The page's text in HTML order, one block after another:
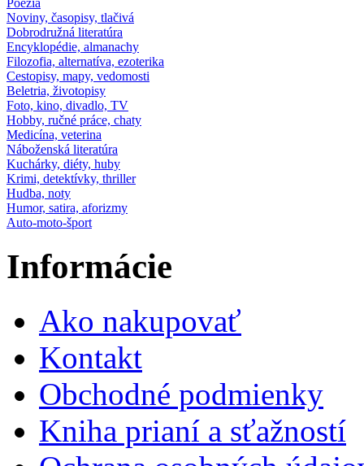
Noviny, časopisy, tlačivá
Dobrodružná literatúra
Encyklopédie, almanachy
Filozofia, alternatíva, ezoterika
Cestopisy, mapy, vedomosti
Beletria, životopisy
Foto, kino, divadlo, TV
Hobby, ručné práce, chaty
Medicína, veterina
Náboženská literatúra
Kuchárky, diéty, huby
Krimi, detektívky, thriller
Hudba, noty
Humor, satira, aforizmy
Auto-moto-šport
Informácie
Ako nakupovať
Kontakt
Obchodné podmienky
Kniha prianí a sťažností